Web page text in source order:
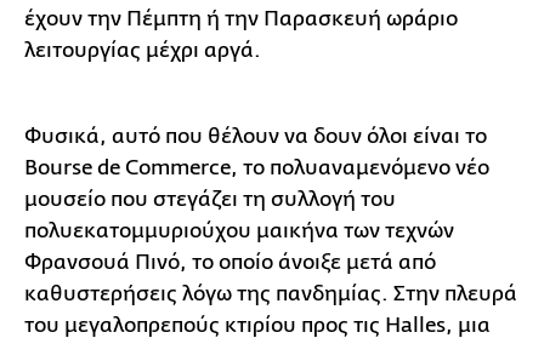
έχουν την Πέμπτη ή την Παρασκευή ωράριο
λειτουργίας μέχρι αργά.
Φυσικά, αυτό που θέλουν να δουν όλοι είναι το
Bourse de Commerce, το πολυαναμενόμενο νέο
μουσείο που στεγάζει τη συλλογή του
πολυεκατομμυριούχου μαικήνα των τεχνών
Φρανσουά Πινό, το οποίο άνοιξε μετά από
καθυστερήσεις λόγω της πανδημίας. Στην πλευρά
του μεγαλοπρεπούς κτιρίου προς τις Halles, μια